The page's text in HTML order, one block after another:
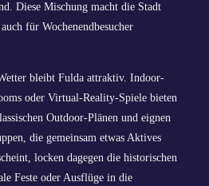
Diese Mischung macht die Stadt
für Wochenendbesucher
bleibt Fulda attraktiv. Indoor-
oder Virtual-Reality-Spiele bieten
Outdoor-Plänen und eignen
die gemeinsam etwas Aktives
locken dagegen die historischen
Feste oder Ausflüge in die